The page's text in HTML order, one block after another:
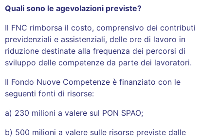
Quali sono le agevolazioni previste?
Il FNC rimborsa il costo, comprensivo dei contributi
previdenziali e assistenziali, delle ore di lavoro in
riduzione destinate alla frequenza dei percorsi di
sviluppo delle competenze da parte dei lavoratori.
Il Fondo Nuove Competenze è finanziato con le
seguenti fonti di risorse:
a) 230 milioni a valere sul PON SPAO;
b) 500 milioni a valere sulle risorse previste dalle